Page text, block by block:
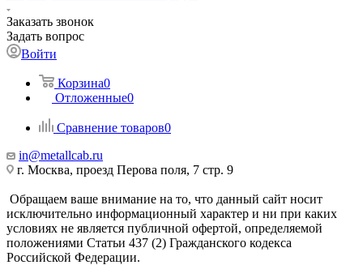
Заказать звонок
Задать вопрос
Войти
Корзина0
Отложенные0
Сравнение товаров0
in@metallcab.ru
г. Москва, проезд Перова поля, 7 стр. 9
Обращаем ваше внимание на то, что данный сайт носит
исключительно информационный характер и ни при каких
условиях не является публичной офертой, определяемой
положениями Статьи 437 (2) Гражданского кодекса
Российской Федерации.